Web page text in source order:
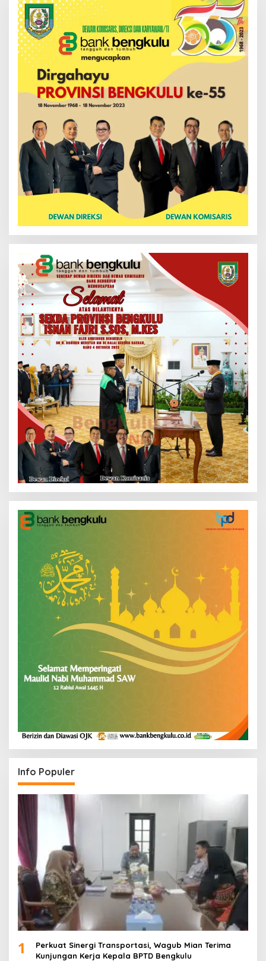
Info Populer
1
Perkuat Sinergi Transportasi, Wagub Mian Terima
Kunjungan Kerja Kepala BPTD Bengkulu